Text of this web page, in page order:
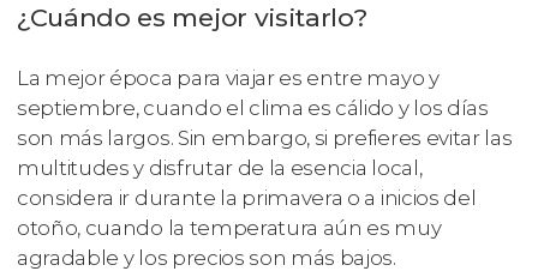
¿Cuándo es mejor visitarlo?
La mejor época para viajar es entre mayo y
septiembre, cuando el clima es cálido y los días
son más largos. Sin embargo, si prefieres evitar las
multitudes y disfrutar de la esencia local,
considera ir durante la primavera o a inicios del
otoño, cuando la temperatura aún es muy
agradable y los precios son más bajos.